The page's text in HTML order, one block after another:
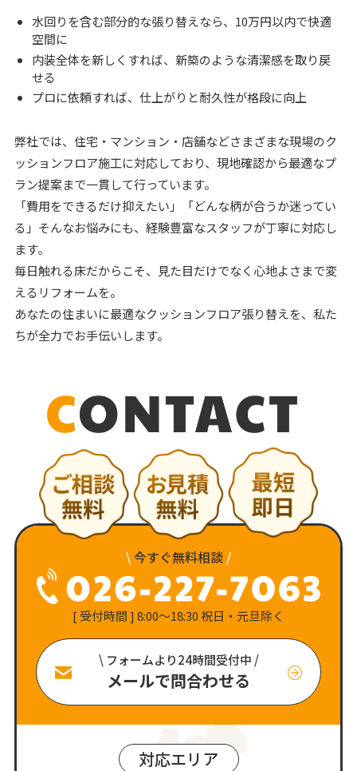
水回りを含む部分的な張り替えなら、10万円以内で快適
空間に
内装全体を新しくすれば、新築のような清潔感を取り戻
せる
プロに依頼すれば、仕上がりと耐久性が格段に向上
弊社では、住宅・マンション・店舗などさまざまな現場のク
ッションフロア施工に対応しており、現地確認から最適なプ
ラン提案まで一貫して行っています。
「費用をできるだけ抑えたい」「どんな柄が合うか迷ってい
る」そんなお悩みにも、経験豊富なスタッフが丁寧に対応し
ます。
毎日触れる床だからこそ、見た目だけでなく心地よさまで変
えるリフォームを。
あなたの住まいに最適なクッションフロア張り替えを、私た
ちが全力でお手伝いします。
\ 今すぐ無料相談 /
[ 受付時間 ] 8:00〜18:30 祝日・元旦除く
\ フォームより24時間受付中 /
メールで問合わせる
対応エリア